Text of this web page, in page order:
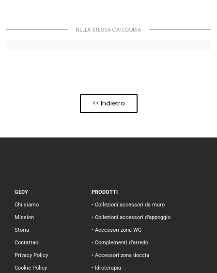
NELLA STESSA CATEGORIA
<< Indietro
GEDY
Chi siamo
Mission
Storia
Contattaci
Privacy Policy
Cookie Policy
PRODOTTI
• Collezioni accessori da muro
• Collezioni accessori d’appoggio
• Accessori zona WC
• Complementi d’arredo
• Accessori zona doccia
• Idroterapia